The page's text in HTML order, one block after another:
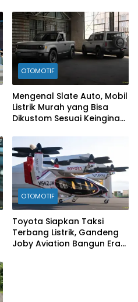
OTOMOTIF
Mengenal Slate Auto, Mobil
Listrik Murah yang Bisa
Dikustom Sesuai Keinginan
OTOMOTIF
Toyota Siapkan Taksi
Terbang Listrik, Gandeng
Joby Aviation Bangun Era